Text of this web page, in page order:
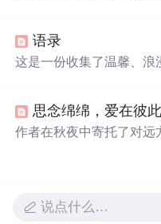
仪之人后，宏大理
坚定。这些温馨的表达展
语录
这是一份收集了温馨、浪
首小诗，让人沉醉。
思念绵绵，爱在彼
作者在秋夜中寄托了对远
说点什么…